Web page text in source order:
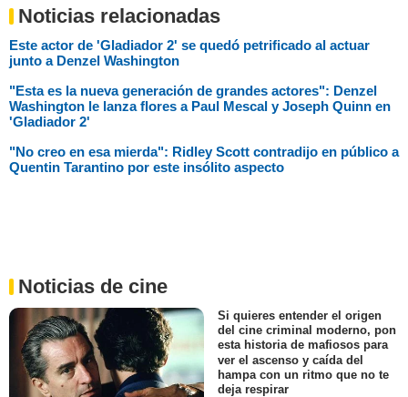
Noticias relacionadas
Este actor de 'Gladiador 2' se quedó petrificado al actuar
junto a Denzel Washington
"Esta es la nueva generación de grandes actores": Denzel
Washington le lanza flores a Paul Mescal y Joseph Quinn en
'Gladiador 2'
"No creo en esa mierda": Ridley Scott contradijo en público a
Quentin Tarantino por este insólito aspecto
Noticias de cine
Si quieres entender el origen
del cine criminal moderno, pon
esta historia de mafiosos para
ver el ascenso y caída del
hampa con un ritmo que no te
deja respirar